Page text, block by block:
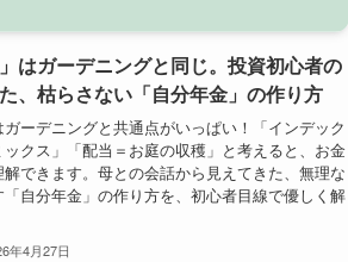
はガーデニングと同じ。投資初心者の
、枯らさない「自分年金」の作り方
ーデニングと共通点がいっぱい！「インデック
クス」「配当＝お庭の収穫」と考えると、お金
できます。母との会話から見えてきた、無理な
「自分年金」の作り方を、初心者目線で優しく解
年4月27日